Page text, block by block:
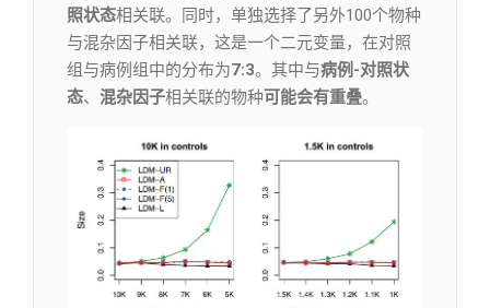
照状态相关联。同时，单独选择了另外100个物种
与混杂因子相关联，这是一个二元变量，在对照
组与病例组中的分布为7:3。其中与病例-对照状
态、 混杂因子相关联的物种可能会有重叠。